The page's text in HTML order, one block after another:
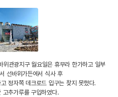
관광지구 월요일은 휴무라 한가하고 일부
선바위가든에서 식사 후
정자쪽 데크로드 입구는 찾지 못했다.
고추가루를 구입하였다.